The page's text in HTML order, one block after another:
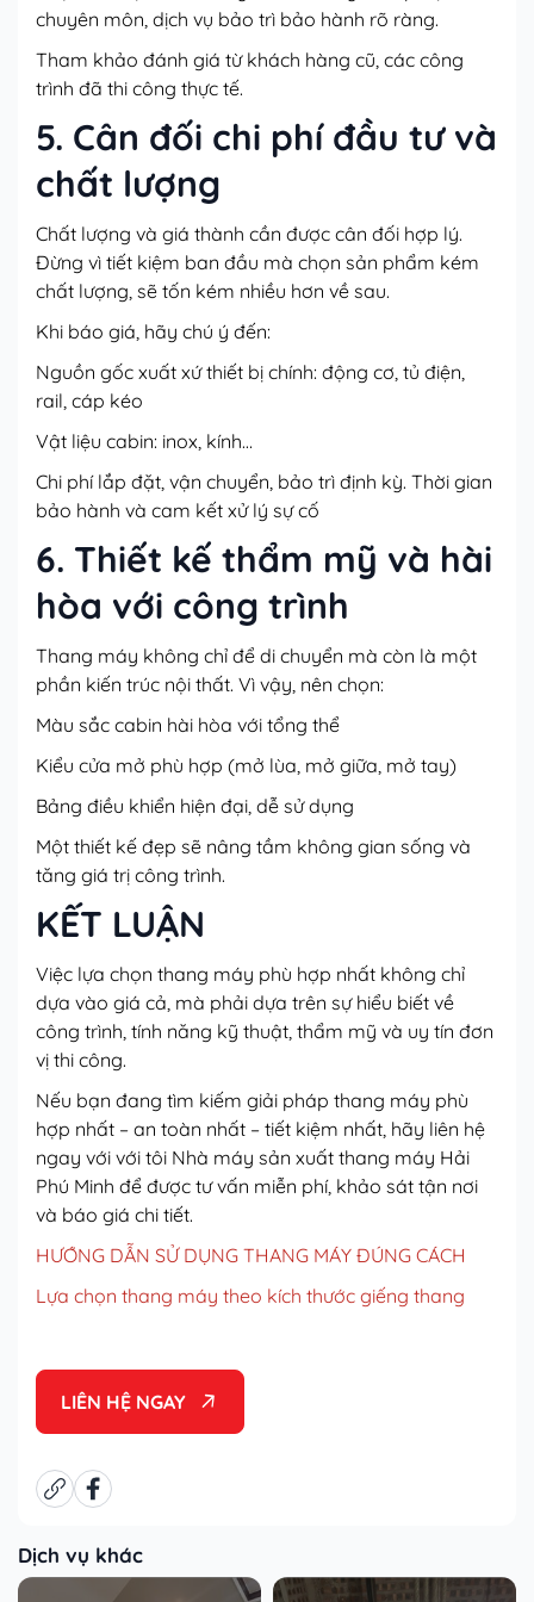
chuyên môn, dịch vụ bảo trì bảo hành rõ ràng.
Tham khảo đánh giá từ khách hàng cũ, các công
trình đã thi công thực tế.
5. Cân đối chi phí đầu tư và
chất lượng
Chất lượng và giá thành cần được cân đối hợp lý.
Đừng vì tiết kiệm ban đầu mà chọn sản phẩm kém
chất lượng, sẽ tốn kém nhiều hơn về sau.
Khi báo giá, hãy chú ý đến:
Nguồn gốc xuất xứ thiết bị chính: động cơ, tủ điện,
rail, cáp kéo
Vật liệu cabin: inox, kính…
Chi phí lắp đặt, vận chuyển, bảo trì định kỳ. Thời gian
bảo hành và cam kết xử lý sự cố
6. Thiết kế thẩm mỹ và hài
hòa với công trình
Thang máy không chỉ để di chuyển mà còn là một
phần kiến trúc nội thất. Vì vậy, nên chọn:
Màu sắc cabin hài hòa với tổng thể
Kiểu cửa mở phù hợp (mở lùa, mở giữa, mở tay)
Bảng điều khiển hiện đại, dễ sử dụng
Một thiết kế đẹp sẽ nâng tầm không gian sống và
tăng giá trị công trình.
KẾT LUẬN
Việc lựa chọn thang máy phù hợp nhất không chỉ
dựa vào giá cả, mà phải dựa trên sự hiểu biết về
công trình, tính năng kỹ thuật, thẩm mỹ và uy tín đơn
vị thi công.
Nếu bạn đang tìm kiếm giải pháp thang máy phù
hợp nhất – an toàn nhất – tiết kiệm nhất, hãy liên hệ
ngay với với tôi Nhà máy sản xuất thang máy Hải
Phú Minh để được tư vấn miễn phí, khảo sát tận nơi
và báo giá chi tiết.
HƯỚNG DẪN SỬ DỤNG THANG MÁY ĐÚNG CÁCH
Lựa chọn thang máy theo kích thước giếng thang
LIÊN HỆ NGAY
Dịch vụ khác